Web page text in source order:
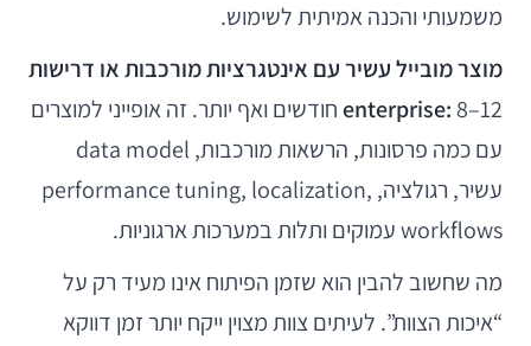
משמעותי והכנה אמיתית לשימוש.
מוצר מובייל עשיר עם אינטגרציות מורכבות או דרישות
enterprise: 8–12 חודשים ואף יותר. זה אופייני למוצרים
עם כמה פרסונות, הרשאות מורכבות, data model
עשיר, רגולציה, performance tuning, localization,
workflows עמוקים ותלות במערכות ארגוניות.
מה שחשוב להבין הוא שזמן הפיתוח אינו מעיד רק על
“איכות הצוות”. לעיתים צוות מצוין ייקח יותר זמן דווקא